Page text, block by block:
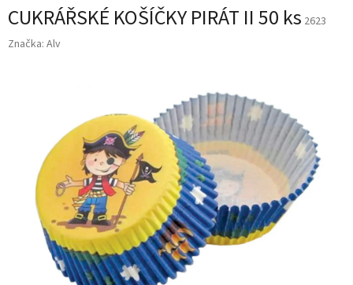
CUKRÁŘSKÉ KOŠÍČKY PIRÁT II 50 ks 2623
Značka: Alv